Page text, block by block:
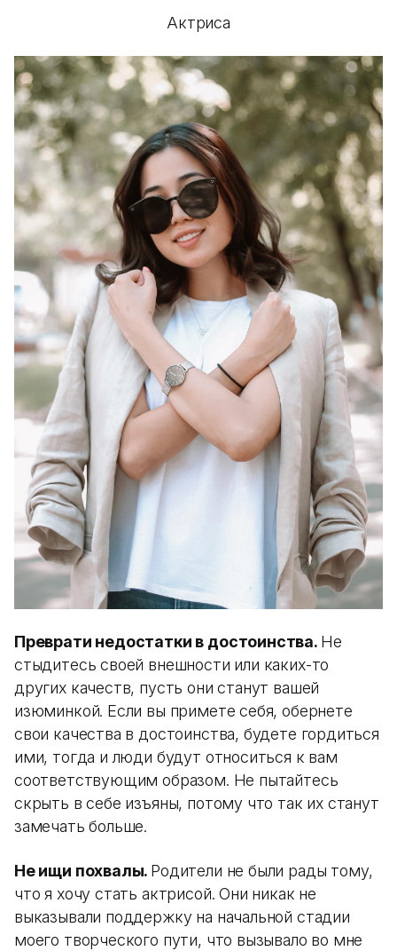
Актриса
Преврати недостатки в достоинства. Не
стыдитесь своей внешности или каких-то
других качеств, пусть они станут вашей
изюминкой. Если вы примете себя, обернете
свои качества в достоинства, будете гордиться
ими, тогда и люди будут относиться к вам
соответствующим образом. Не пытайтесь
скрыть в себе изъяны, потому что так их станут
замечать больше.
Не ищи похвалы. Родители не были рады тому,
что я хочу стать актрисой. Они никак не
выказывали поддержку на начальной стадии
моего творческого пути, что вызывало во мне